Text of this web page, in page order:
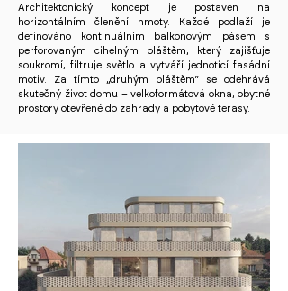
Architektonický koncept je postaven na
horizontálním členění hmoty. Každé podlaží je
definováno kontinuálním balkonovým pásem s
perforovaným cihelným pláštěm, který zajišťuje
soukromí, filtruje světlo a vytváří jednotící fasádní
motiv. Za tímto „druhým pláštěm“ se odehrává
skutečný život domu – velkoformátová okna, obytné
prostory otevřené do zahrady a pobytové terasy.